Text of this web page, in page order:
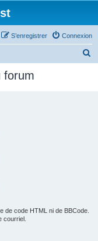
Connexion
S’enregistrer
forum
de code HTML ni de BBCode.
courriel.